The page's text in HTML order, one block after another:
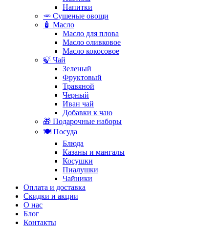
Напитки
🥕 Сушеные овощи
🧴 Масло
Масло для плова
Масло оливковое
Масло кокосовое
🍃 Чай
Зеленый
Фруктовый
Травяной
Черный
Иван чай
Добавки к чаю
🎁 Подарочные наборы
🍽️ Посуда
Блюда
Казаны и мангалы
Косушки
Пиалушки
Чайники
Оплата и доставка
Скидки и акции
О нас
Блог
Контакты